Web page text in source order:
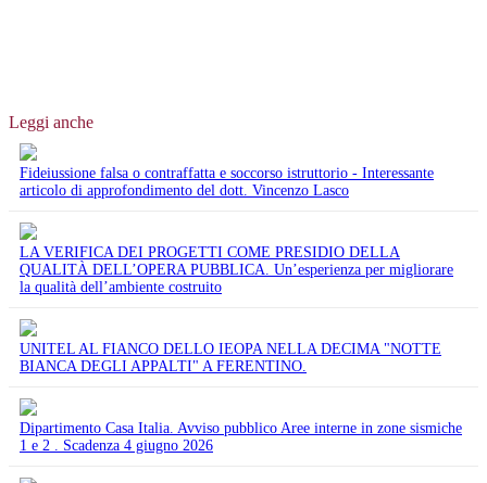
Leggi anche
Fideiussione falsa o contraffatta e soccorso istruttorio - Interessante
articolo di approfondimento del dott. Vincenzo Lasco
LA VERIFICA DEI PROGETTI COME PRESIDIO DELLA
QUALITÀ DELL’OPERA PUBBLICA. Un’esperienza per migliorare
la qualità dell’ambiente costruito
UNITEL AL FIANCO DELLO IEOPA NELLA DECIMA "NOTTE
BIANCA DEGLI APPALTI" A FERENTINO.
Dipartimento Casa Italia. Avviso pubblico Aree interne in zone sismiche
1 e 2 . Scadenza 4 giugno 2026